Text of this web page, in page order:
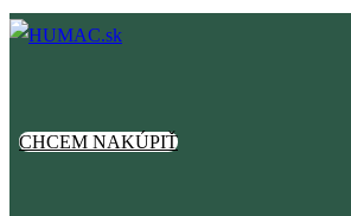
CHCEM NAKÚPIŤ